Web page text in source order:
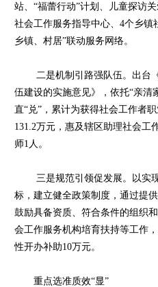
站、“福蕾行动”计划、儿童探访
社会工作服务指导中心、4个乡镇
乡镇、村居”联动服务网络。
二是机制引路强队伍。出台《
伍建设的实施意见》，依托“亲清
直“兑”，累计为获得社会工作者
131.2万元，惠及辖区助理社会工
师1人。
三是规范引领促发展。以实现
标，建立健全政策制度，通过提
鼓励具备资质、符合条件的组织
会工作服务机构培育扶持等工作
性开办补助10万元。
重点选准质效“显”